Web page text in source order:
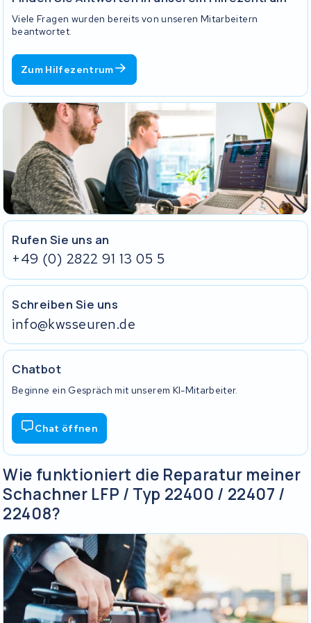
Viele Fragen wurden bereits von unseren Mitarbeitern
beantwortet.
Zum Hilfezentrum
Rufen Sie uns an
+49 (0) 2822 91 13 05 5
Schreiben Sie uns
info@kwsseuren.de
Chatbot
Beginne ein Gespräch mit unserem KI-Mitarbeiter.
Chat öffnen
Wie funktioniert die Reparatur meiner
Schachner LFP / Typ 22400 / 22407 /
22408?